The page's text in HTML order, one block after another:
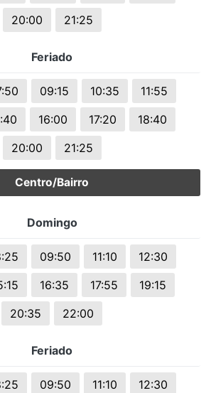
20:00
21:25
Feriado
09:15 10:35
11:55
16:00 17:20
18:40
20:00
21:25
Centro/Bairro
Domingo
09:50 11:10
12:30
16:35 17:55
19:15
20:35
22:00
Feriado
09:50 11:10
12:30